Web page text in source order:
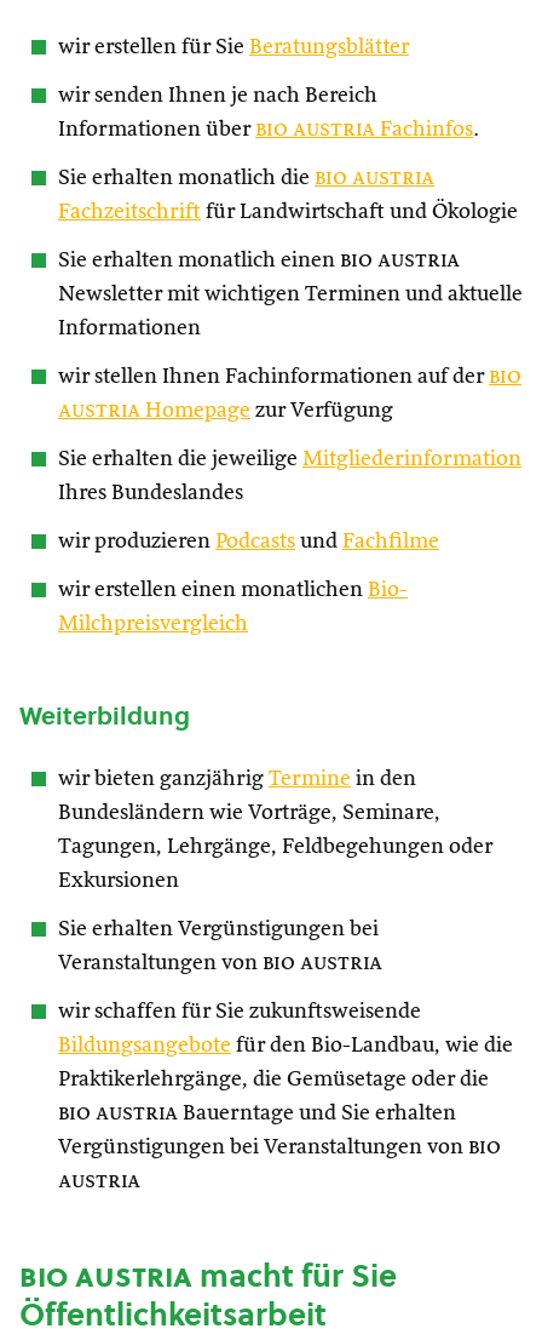
wir erstellen für Sie Beratungsblätter
wir senden Ihnen je nach Bereich
Informationen über bio austria Fachinfos.
Sie erhalten monatlich die bio austria
Fachzeitschrift für Landwirtschaft und Ökologie
Sie erhalten monatlich einen bio austria
Newsletter mit wichtigen Terminen und aktuelle
Informationen
wir stellen Ihnen Fachinformationen auf der bio
austria Homepage zur Verfügung
Sie erhalten die jeweilige Mitgliederinformation
Ihres Bundeslandes
wir produzieren Podcasts und Fachfilme
wir erstellen einen monatlichen Bio-
Milchpreisvergleich
Weiterbildung
wir bieten ganzjährig Termine in den
Bundesländern wie Vorträge, Seminare,
Tagungen, Lehrgänge, Feldbegehungen oder
Exkursionen
Sie erhalten Vergünstigungen bei
Veranstaltungen von bio austria
wir schaffen für Sie zukunftsweisende
Bildungsangebote für den Bio-Landbau, wie die
Praktikerlehrgänge, die Gemüsetage oder die
bio austria Bauerntage und Sie erhalten
Vergünstigungen bei Veranstaltungen von bio
austria
bio austriamacht für Sie
Öffentlichkeitsarbeit